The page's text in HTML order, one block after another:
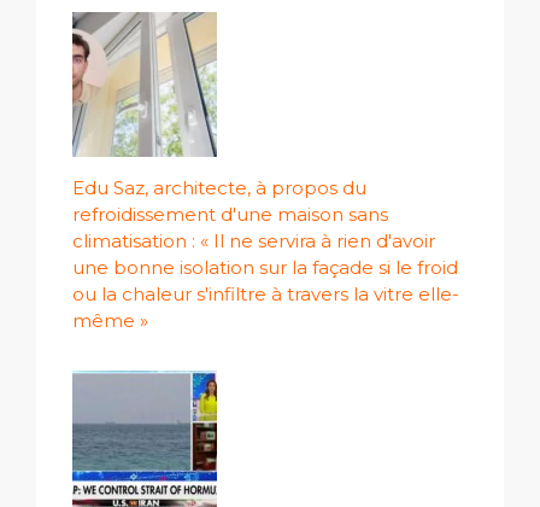
Edu Saz, architecte, à propos du
refroidissement d'une maison sans
climatisation : « Il ne servira à rien d'avoir
une bonne isolation sur la façade si le froid
ou la chaleur s'infiltre à travers la vitre elle-
même »